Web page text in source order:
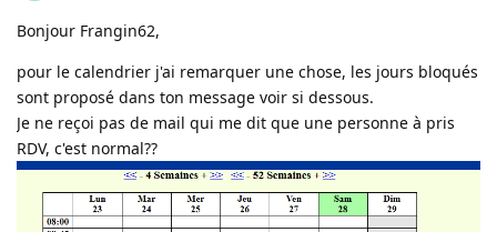
Bonjour Frangin62,
pour le calendrier j'ai remarquer une chose, les jours bloqués
sont proposé dans ton message voir si dessous.
Je ne reçoi pas de mail qui me dit que une personne à pris
RDV, c'est normal??